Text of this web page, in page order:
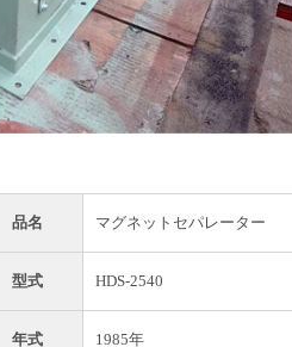
品名 マグネットセパレーター
型式 HDS-2540
年式 1985年